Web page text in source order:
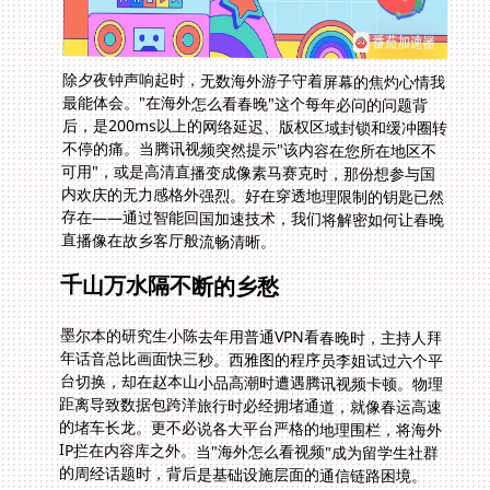
除夕夜钟声响起时，无数海外游子守着屏幕的焦灼心情我
最能体会。"在海外怎么看春晚"这个每年必问的问题背
后，是200ms以上的网络延迟、版权区域封锁和缓冲圈转
不停的痛。当腾讯视频突然提示"该内容在您所在地区不
可用"，或是高清直播变成像素马赛克时，那份想参与国
内欢庆的无力感格外强烈。好在穿透地理限制的钥匙已然
存在——通过智能回国加速技术，我们将解密如何让春晚
直播像在故乡客厅般流畅清晰。
千山万水隔不断的乡愁
墨尔本的研究生小陈去年用普通VPN看春晚时，主持人拜
年话音总比画面快三秒。西雅图的程序员李姐试过六个平
台切换，却在赵本山小品高潮时遭遇腾讯视频卡顿。物理
距离导致数据包跨洋旅行时必经拥堵通道，就像春运高速
的堵车长龙。更不必说各大平台严格的地理围栏，将海外
IP拦在内容库之外。当"海外怎么看视频"成为留学生社群
的周经话题时，背后是基础设施层面的通信链路困境。